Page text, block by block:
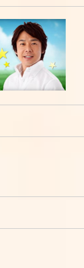
ントガム
ャンペーン
肝油 鮫珠(さ
DVD出演・
ト」出演
月間」広告
のおにいさん
年4月-2008
ーベスト50
年5月5日)
へ
して
グラム
震保険」
をつないだ交
デント社
一個人」
朝日 2014年
が教えてく
意
！佐藤弘道
ダつくろ・い
』「“ふる